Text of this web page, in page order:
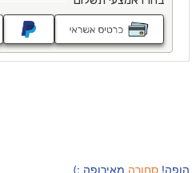
הופה! סחורה מאירופה :)